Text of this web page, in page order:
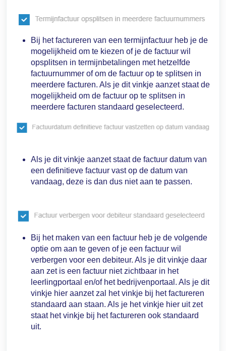
Bij het factureren van een termijnfactuur heb je de
mogelijkheid om te kiezen of je de factuur wil
opsplitsen in termijnbetalingen met hetzelfde
factuurnummer of om de factuur op te splitsen in
meerdere facturen. Als je dit vinkje aanzet staat de
mogelijkheid om de factuur op te splitsen in
meerdere facturen standaard geselecteerd.
Als je dit vinkje aanzet staat de factuur datum van
een definitieve factuur vast op de datum van
vandaag, deze is dan dus niet aan te passen.
Bij het maken van een factuur heb je de volgende
optie om aan te geven of je een factuur wil
verbergen voor een debiteur. Als je dit vinkje daar
aan zet is een factuur niet zichtbaar in het
leerlingportaal en/of het bedrijvenportaal. Als je dit
vinkje hier aanzet zal het vinkje bij het factureren
standaard aan staan. Als je het vinkje hier uit zet
staat het vinkje bij het factureren ook standaard
uit.